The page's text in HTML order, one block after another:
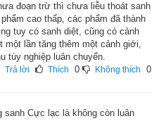
ác nghiệp chi mà nay chịu
quỷ đáp: “Nay đang có đức
đó mà hỏi. Tôi hiện đang đói
quỷ ấy.
đoạn trừ thì chưa liễu thoát sanh
cao thấp, các phẩm đã thành
tuy có sanh diệt, cũng có cảnh
một lần tăng thêm một cảnh giới,
tùy nghiệp luân chuyển.
Trả lời Thích 0 Không thích 0
sanh Cực lạc là không còn luân